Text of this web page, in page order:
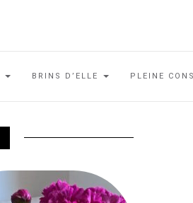
BRINS D’ELLE PLEINE